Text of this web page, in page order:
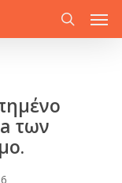
search
των